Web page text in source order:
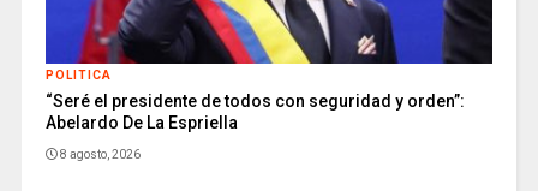
POLITICA
“Seré el presidente de todos con seguridad y orden”:
Abelardo De La Espriella
8 agosto, 2026